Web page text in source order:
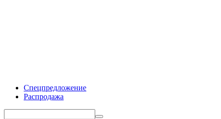
Спецпредложение
Распродажа